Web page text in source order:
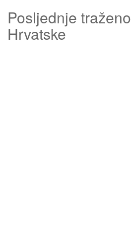
Posljednje
Hrvatske